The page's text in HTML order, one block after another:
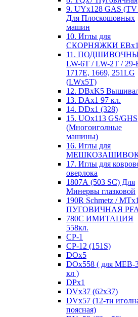
9. UYx128 GAS (TV
Для Плоскошовных
машин
10. Иглы для
СКОРНЯЖКИ
11.
LW-6T / LW-2T / 29-
1717E, 1669, 251LG
(LWx5T)
12. DBxK5
13. DAx1 97 кл.
14. DDx1 (328)
15. UOx113 GS/GHS
(Многоиголные
машины)
16. Иглы для
17. Иглы для
оверлока
1807А (503 SC) Для
Минервы глазковой
190R Schmetz /
ПУГОВИЧНАЯ
780С ИМИТАЦИЯ
558кл.
CP-1
CP-12 (151S)
DOx5
DOx558 ( для MEB-
кл )
DPx1
DVx37 (62x37)
DVx57 (12-ти
поясная)